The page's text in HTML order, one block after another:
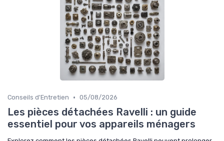
Conseils d'Entretien • 05/08/2026
Les pièces détachées Ravelli : un guide
essentiel pour vos appareils ménagers